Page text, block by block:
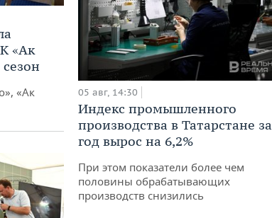
«Ак
«Ак
05 авг, 14:30
Индекс промышленного
производства в Татарстане за
год вырос на 6,2%
При этом показатели более чем
половины обрабатывающих
производств снизились